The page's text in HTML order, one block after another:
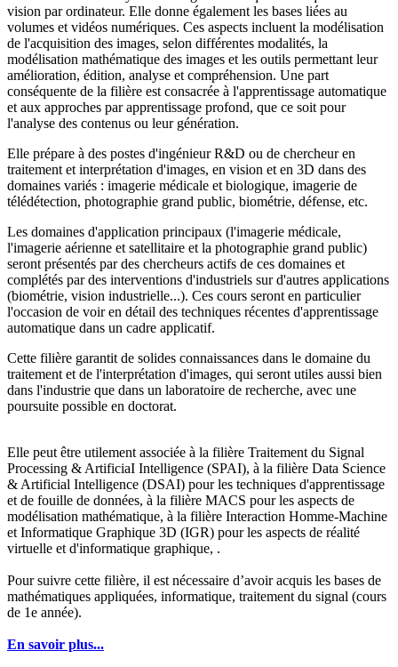
vision par ordinateur. Elle donne également les bases liées au
volumes et vidéos numériques. Ces aspects incluent la modélisation
de l'acquisition des images, selon différentes modalités, la
modélisation mathématique des images et les outils permettant leur
amélioration, édition, analyse et compréhension. Une part
conséquente de la filière est consacrée à l'apprentissage automatique
et aux approches par apprentissage profond, que ce soit pour
l'analyse des contenus ou leur génération.
Elle prépare à des postes d'ingénieur R&D ou de chercheur en
traitement et interprétation d'images, en vision et en 3D dans des
domaines variés : imagerie médicale et biologique, imagerie de
télédétection, photographie grand public, biométrie, défense, etc.
Les domaines d'application principaux (l'imagerie médicale,
l'imagerie aérienne et satellitaire et la photographie grand public)
seront présentés par des chercheurs actifs de ces domaines et
complétés par des interventions d'industriels sur d'autres applications
(biométrie, vision industrielle...). Ces cours seront en particulier
l'occasion de voir en détail des techniques récentes d'apprentissage
automatique dans un cadre applicatif.
Cette filière garantit de solides connaissances dans le domaine du
traitement et de l'interprétation d'images, qui seront utiles aussi bien
dans l'industrie que dans un laboratoire de recherche, avec une
poursuite possible en doctorat.
Elle peut être utilement associée à la filière Traitement du Signal
Processing & ArtificiaI Intelligence (SPAI), à la filière Data Science
& Artificial Intelligence (DSAI) pour les techniques d'apprentissage
et de fouille de données, à la filière MACS pour les aspects de
modélisation mathématique, à la filière Interaction Homme-Machine
et Informatique Graphique 3D (IGR) pour les aspects de réalité
virtuelle et d'informatique graphique, .
Pour suivre cette filière, il est nécessaire d’avoir acquis les bases de
mathématiques appliquées, informatique, traitement du signal (cours
de 1e année).
En savoir plus...